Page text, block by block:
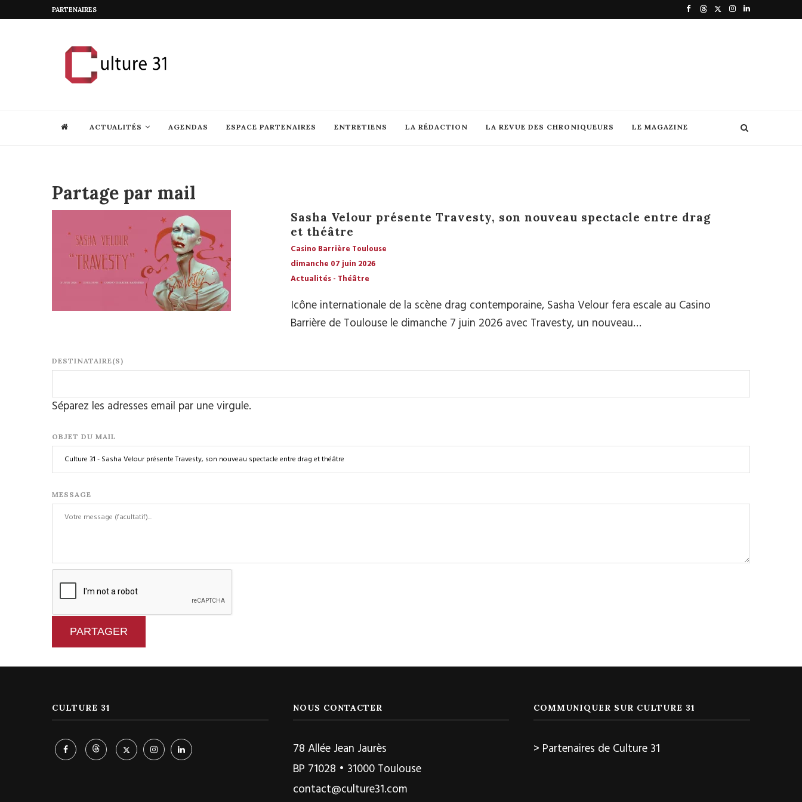
PARTENAIRES
ACTUALITÉS AGENDAS ESPACE PARTENAIRES ENTRETIENS LA RÉDACTION LA REVUE DES CHRONIQUEURS LE MAGAZINE
Partage par mail
Sasha Velour présente Travesty, son nouveau spectacle entre drag
et théâtre
Casino Barrière Toulouse
dimanche 07 juin 2026
Actualités- Théâtre
Icône internationale de la scène drag contemporaine, Sasha Velour fera escale au Casino
Barrière de Toulouse le dimanche 7 juin 2026 avec Travesty, un nouveau…
DESTINATAIRE(S)
Séparez les adresses email par une virgule.
OBJET DU MAIL
MESSAGE
PARTAGER
CULTURE 31 NOUS CONTACTER
78 Allée Jean Jaurès
BP 71028 • 31000 Toulouse
contact@culture31.com
COMMUNIQUER SUR CULTURE 31
> Partenaires de Culture 31